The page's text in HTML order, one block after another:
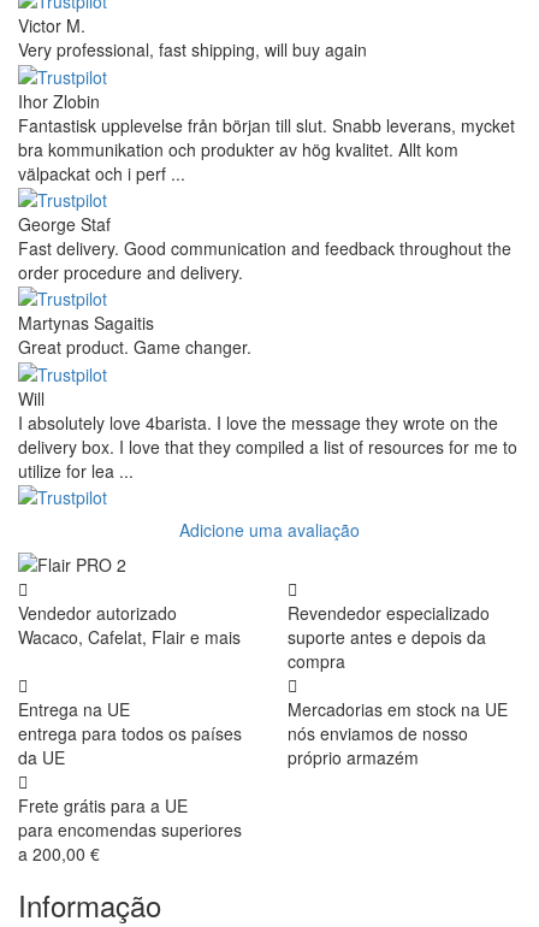
Victor M.
Very professional, fast shipping, will buy again
Ihor Zlobin
Fantastisk upplevelse från början till slut. Snabb leverans, mycket
bra kommunikation och produkter av hög kvalitet. Allt kom
välpackat och i perf ...
George Staf
Fast delivery. Good communication and feedback throughout the
order procedure and delivery.
Martynas Sagaitis
Great product. Game changer.
Will
I absolutely love 4barista. I love the message they wrote on the
delivery box. I love that they compiled a list of resources for me to
utilize for lea ...
Adicione uma avaliação
Vendedor autorizado
Wacaco, Cafelat, Flair e mais
Revendedor especializado
suporte antes e depois da
compra
Entrega na UE
entrega para todos os países
da UE
Mercadorias em stock na UE
nós enviamos de nosso
próprio armazém
Frete grátis para a UE
para encomendas superiores
a 200,00 €
Informação